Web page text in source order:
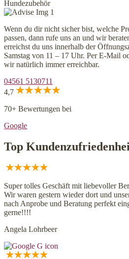
Wenn du dir nicht sicher bist, welche
passen, dann rufe uns an und wir
erreichst du uns innerhalb der
Samstag von 11 – 17 Uhr. Per E-Mail
wir natürlich immer erreichbar.
04561 5130711
4,7
70+ Bewertungen bei
Google
Top
Super tolles Geschäft mit liebevoller
Wir waren gestern wieder dort und
nach Anprobe und Beratung perfekt
gerne!!!!
Angela Lohrbeer